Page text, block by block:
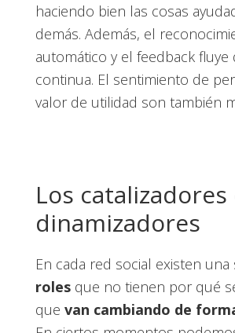
haciendo bien las cosas
demás. Además, el
automático y el feedback fluye
continua. El sentimiento de
valor de utilidad son también
Los catalizadores
dinamizadores
En cada red social existen una
rolesque no tienen por qué
que van cambiando de